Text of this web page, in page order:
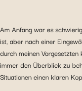
Am Anfang war es
ist, aber nach einer
durch meinen
immer den Überblick zu
Situationen einen klaren